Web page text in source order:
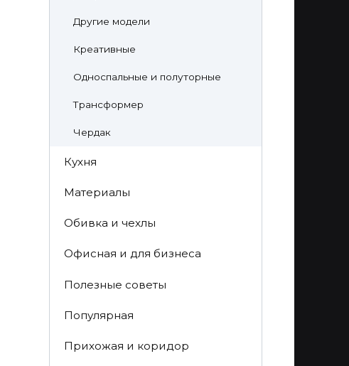
Другие модели
Креативные
Односпальные и полуторные
Трансформер
Чердак
Кухня
Материалы
Обивка и чехлы
Офисная и для бизнеса
Полезные советы
Популярная
Прихожая и коридор